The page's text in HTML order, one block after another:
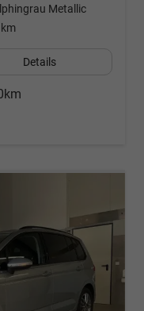
Metallic
Details